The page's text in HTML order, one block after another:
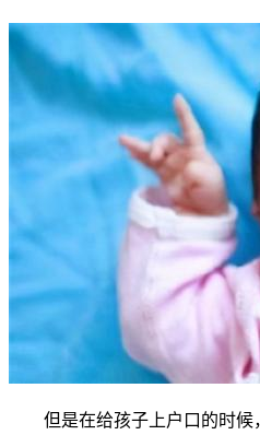
但是在给孩子上户口的时候